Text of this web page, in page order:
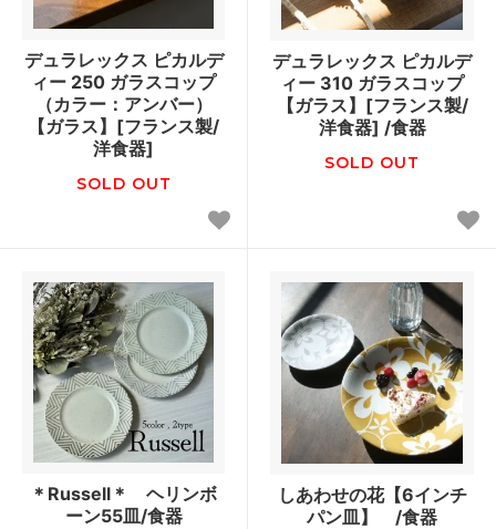
デュラレックス ピカルデ
ィー 250 ガラスコップ
（カラー：アンバー）
【ガラス】[フランス製/
洋食器]
SOLD OUT
デュラレックス ピカルデ
ィー 310 ガラスコップ
【ガラス】[フランス製/
洋食器] /食器
SOLD OUT
＊Russell＊ ヘリンボ
ーン55皿/食器
しあわせの花【6インチ
パン皿】 /食器